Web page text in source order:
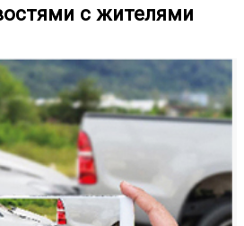
с жителями